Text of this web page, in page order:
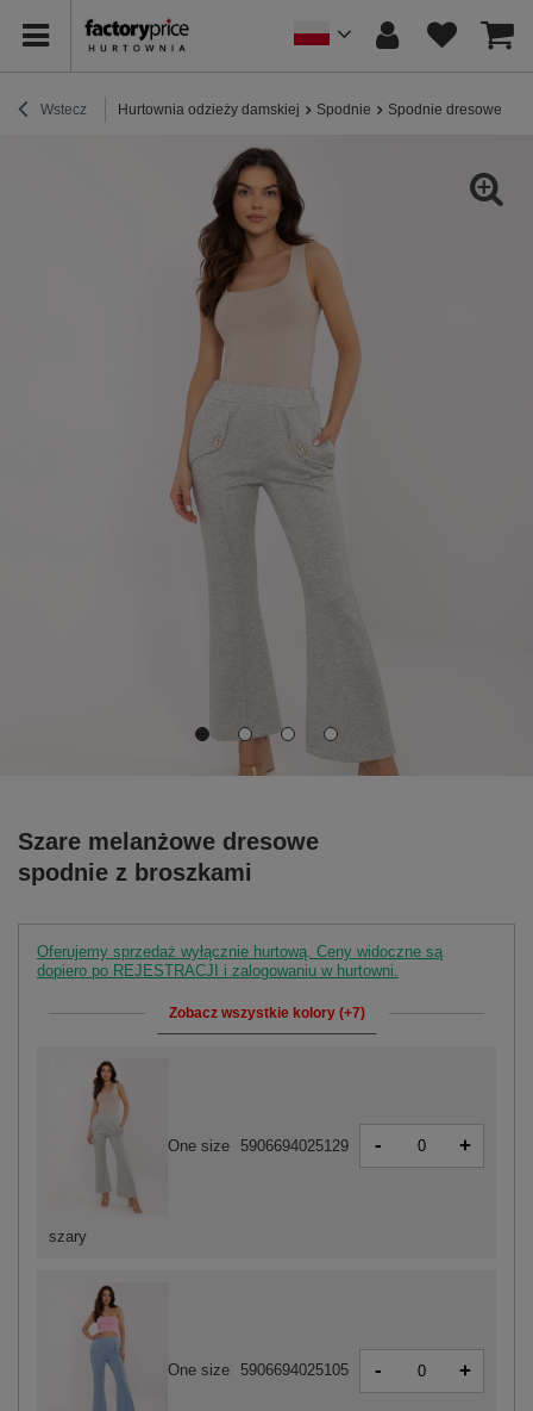
Wstecz Hurtownia odzieży damskiej Spodnie Spodnie dresowe
Szare melanżowe dresowe
spodnie z broszkami
Oferujemy sprzedaż wyłącznie hurtową. Ceny widoczne są
dopiero po REJESTRACJI i zalogowaniu w hurtowni.
Zobacz wszystkie kolory (+7)
One size 5906694025105 - +
szary
One size 5906694025129 - +